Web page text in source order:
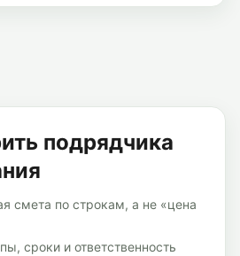
подрядчика
смета по строкам, а не «цена
сроки и ответственность